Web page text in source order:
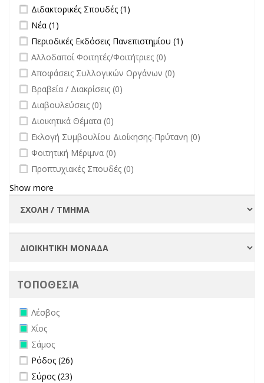
Apply Διδακτορικές Σπουδές filter
Διδακτορικές Σπουδές (1)
Apply Νέα filter
Νέα (1)
Apply Περιοδικές Εκδόσεις Πανεπιστημίου filter
Περιοδικές Εκδόσεις Πανεπιστημίου (1)
undefined
Αλλοδαποί Φοιτητές/Φοιτήτριες (0)
undefined
Αποφάσεις Συλλογικών Οργάνων (0)
undefined
Βραβεία / Διακρίσεις (0)
undefined
Διαβουλεύσεις (0)
undefined
Διοικητικά Θέματα (0)
undefined
Εκλογή Συμβουλίου Διοίκησης-Πρύτανη (0)
undefined
Φοιτητική Μέριμνα (0)
undefined
Προπτυχιακές Σπουδές (0)
Show more
ΤΟΠΟΘΕΣΙΑ
Remove Λέσβος filter
Λέσβος
Remove Χίος filter
Χίος
Remove Σάμος filter
Σάμος
Apply Ρόδος filter
Ρόδος (26)
Apply Σύρος filter
Σύρος (23)